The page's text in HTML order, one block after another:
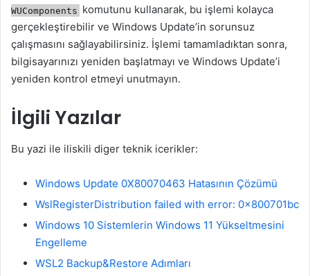
WUComponents komutunu kullanarak, bu işlemi kolayca
gerçekleştirebilir ve Windows Update’in sorunsuz
çalışmasını sağlayabilirsiniz. İşlemi tamamladıktan sonra,
bilgisayarınızı yeniden başlatmayı ve Windows Update’i
yeniden kontrol etmeyi unutmayın.
İlgili Yazılar
Bu yazi ile iliskili diger teknik icerikler:
Windows Update 0X80070463 Hatasının Çözümü
WslRegisterDistribution failed with error: 0x800701bc
Windows 10 Sistemlerin Windows 11 Yükseltmesini
Engelleme
WSL2 Backup&Restore Adımları